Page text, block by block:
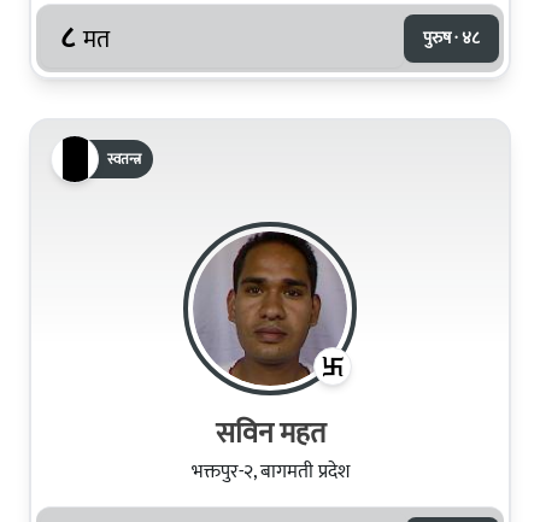
८ मत पुरुष · ४८
स्वतन्त्र
सविन महत
भक्तपुर-२, बागमती प्रदेश